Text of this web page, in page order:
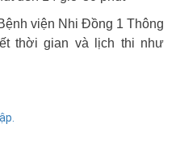
viện Nhi Đồng 1 Thông
thời gian và lịch thi như